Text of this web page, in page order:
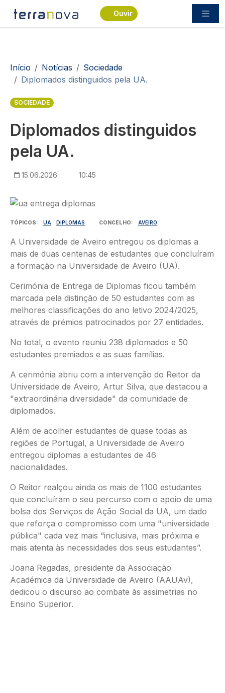
Passar para o conteúdo principal
Ouvir
Navegação estrutural
Início Notícias
Sociedade
Diplomados distinguidos pela UA.
SOCIEDADE
Diplomados distinguidos
pela UA.
15.06.2026 10:45
Imagem
TÓPICOS UA DIPLOMAS CONCELHO AVEIRO
A Universidade de Aveiro entregou os diplomas a
mais de duas centenas de estudantes que concluíram
a formação na Universidade de Aveiro (UA).
Cerimónia de Entrega de Diplomas ficou também
marcada pela distinção de 50 estudantes com as
melhores classificações do ano letivo 2024/2025,
através de prémios patrocinados por 27 entidades.
No total, o evento reuniu 238 diplomados e 50
estudantes premiados e as suas famílias.
A cerimónia abriu com a intervenção do Reitor da
Universidade de Aveiro, Artur Silva, que destacou a
"extraordinária diversidade" da comunidade de
diplomados.
Além de acolher estudantes de quase todas as
regiões de Portugal, a Universidade de Aveiro
entregou diplomas a estudantes de 46
nacionalidades.
O Reitor realçou ainda os mais de 1100 estudantes
que concluíram o seu percurso com o apoio de uma
bolsa dos Serviços de Ação Social da UA, um dado
que reforça o compromisso com uma "universidade
pública" cada vez mais “inclusiva, mais próxima e
mais atenta às necessidades dos seus estudantes”.
Joana Regadas, presidente da Associação
Académica da Universidade de Aveiro (AAUAv),
dedicou o discurso ao combate às assimetrias no
Ensino Superior.